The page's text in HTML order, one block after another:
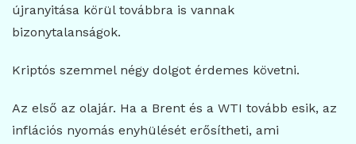
újranyitása körül továbbra is vannak
bizonytalanságok.
Kriptós szemmel négy dolgot érdemes követni.
Az első az olajár. Ha a Brent és a WTI tovább esik, az
inflációs nyomás enyhülését erősítheti, ami